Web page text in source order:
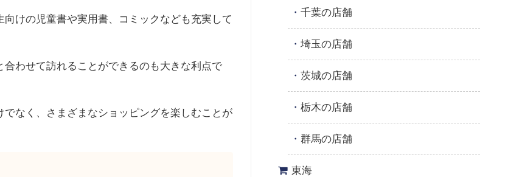
けの児童書や実用書、コミックなども充実して
わせて訪れることができるのも大きな利点で
なく、さまざまなショッピングを楽しむことが
千葉の店舗
埼玉の店舗
茨城の店舗
栃木の店舗
群馬の店舗
東海